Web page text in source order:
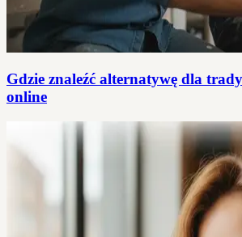
Gdzie znaleźć alternatywę dla
online